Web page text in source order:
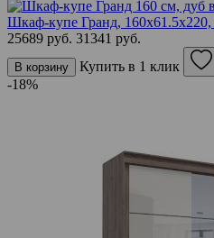
Шкаф-купе Гранд, 160х61.5х220,
25689 руб. 31341 руб.
В корзину
Купить в 1 клик
-18%